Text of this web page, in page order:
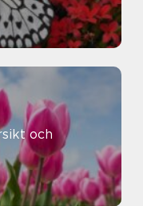
och